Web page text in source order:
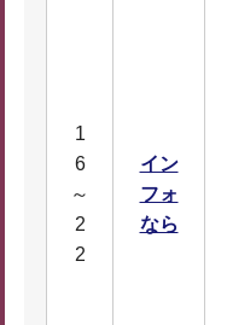
1
6
～
2
2
イン
フォ
なら